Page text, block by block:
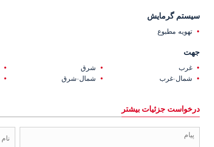
سیستم گرمایش
تهویه مطبوع
جهت
غرب شرق
شمال-غرب
شمال-شرق
درخواست جزئیات بیشتر